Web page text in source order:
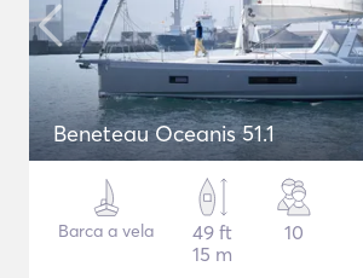
Beneteau Oceanis 51.1
Barca a vela
49 ft
15 m
10